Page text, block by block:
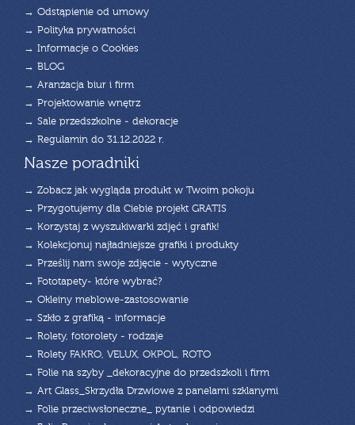
→ Odstąpienie od umowy
→ Polityka prywatności
→ Informacje o Cookies
→ BLOG
→ Aranżacja biur i firm
→ Projektowanie wnętrz
→ Sale przedszkolne - dekoracje
→ Regulamin do 31.12.2022 r.
Nasze poradniki
→ Zobacz jak wygląda produkt w Twoim pokoju
→ Przygotujemy dla Ciebie projekt GRATIS
→ Korzystaj z wyszukiwarki zdjęć i grafik!
→ Kolekcjonuj najładniejsze grafiki i produkty
→ Prześlij nam swoje zdjęcie - wytyczne
→ Fototapety- które wybrać?
→ Okleiny meblowe-zastosowanie
→ Szkło z grafiką - informacje
→ Rolety, fotorolety - rodzaje
→ Rolety FAKRO, VELUX, OKPOL, ROTO
→ Folie na szyby _dekoracyjne do przedszkoli i firm
→ Art Glass_Skrzydła Drzwiowe z panelami szklanymi
→ Folie przeciwsłoneczne_ pytanie i odpowiedzi